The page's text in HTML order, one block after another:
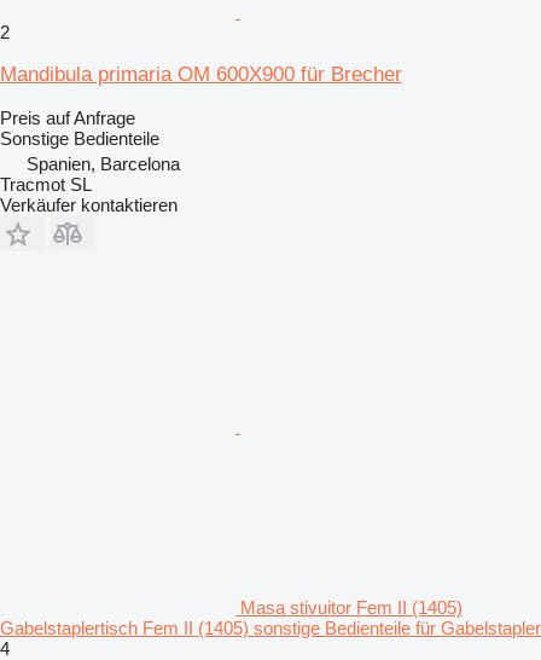
2
Mandibula primaria OM 600X900 für Brecher
Preis auf Anfrage
Sonstige Bedienteile
Spanien, Barcelona
Tracmot SL
Verkäufer kontaktieren
Masa stivuitor Fem II (1405)
Gabelstaplertisch Fem II (1405) sonstige Bedienteile für Gabelstapler
4